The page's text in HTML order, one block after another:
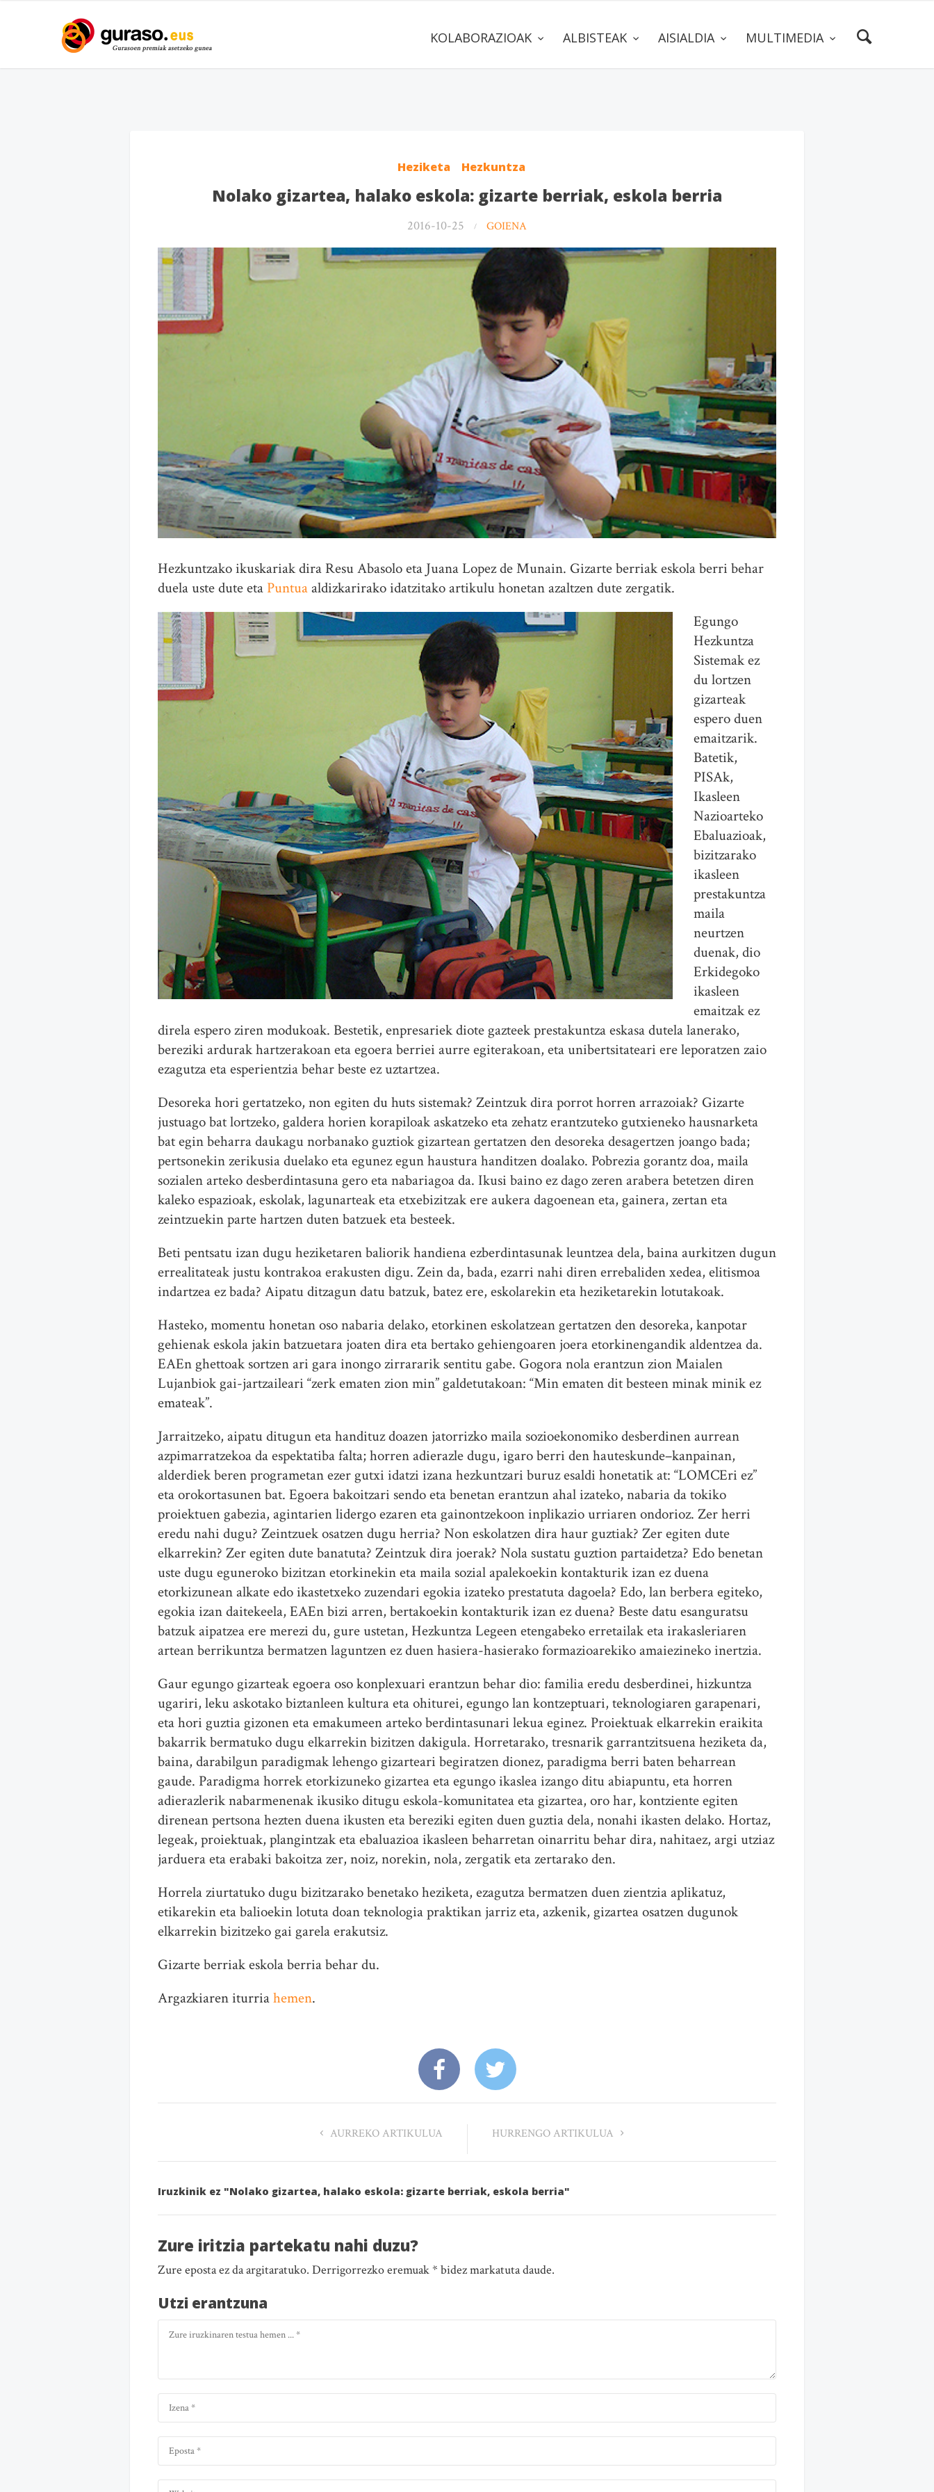
KOLABORAZIOAK ALBISTEAK AISIALDIA MULTIMEDIA
Heziketa Hezkuntza
Nolako gizartea, halako eskola: gizarte berriak, eskola berria
2016-10-25 GOIENA
Hezkuntzako ikuskariak dira Resu Abasolo eta Juana Lopez de Munain. Gizarte berriak eskola berri behar
duela uste dute eta Puntuaaldizkarirako idatzitako artikulu honetan azaltzen dute zergatik.
Egungo
Hezkuntza
Sistemak ez
du lortzen
gizarteak
espero duen
emaitzarik.
Batetik,
PISAk,
Ikasleen
Nazioarteko
Ebaluazioak,
bizitzarako
ikasleen
prestakuntza
maila
neurtzen
duenak, dio
Erkidegoko
ikasleen
emaitzak ez
direla espero ziren modukoak. Bestetik, enpresariek diote gazteek prestakuntza eskasa dutela lanerako,
bereziki ardurak hartzerakoan eta egoera berriei aurre egiterakoan, eta unibertsitateari ere leporatzen zaio
ezagutza eta esperientzia behar beste ez uztartzea.
Desoreka hori gertatzeko, non egiten du huts sistemak? Zeintzuk dira porrot horren arrazoiak? Gizarte
justuago bat lortzeko, galdera horien korapiloak askatzeko eta zehatz erantzuteko gutxieneko hausnarketa
bat egin beharra daukagu norbanako guztiok gizartean gertatzen den desoreka desagertzen joango bada;
pertsonekin zerikusia duelako eta egunez egun haustura handitzen doalako. Pobrezia gorantz doa, maila
sozialen arteko desberdintasuna gero eta nabariagoa da. Ikusi baino ez dago zeren arabera betetzen diren
kaleko espazioak, eskolak, lagunarteak eta etxebizitzak ere aukera dagoenean eta, gainera, zertan eta
zeintzuekin parte hartzen duten batzuek eta besteek.
Beti pentsatu izan dugu heziketaren baliorik handiena ezberdintasunak leuntzea dela, baina aurkitzen dugun
errealitateak justu kontrakoa erakusten digu. Zein da, bada, ezarri nahi diren errebaliden xedea, elitismoa
indartzea ez bada? Aipatu ditzagun datu batzuk, batez ere, eskolarekin eta heziketarekin lotutakoak.
Hasteko, momentu honetan oso nabaria delako, etorkinen eskolatzean gertatzen den desoreka, kanpotar
gehienak eskola jakin batzuetara joaten dira eta bertako gehiengoaren joera etorkinengandik aldentzea da.
EAEn ghettoak sortzen ari gara inongo zirrararik sentitu gabe. Gogora nola erantzun zion Maialen
Lujanbiok gai-jartzaileari “zerk ematen zion min” galdetutakoan: “Min ematen dit besteen minak minik ez
emateak”.
Jarraitzeko, aipatu ditugun eta handituz doazen jatorrizko maila sozioekonomiko desberdinen aurrean
azpimarratzekoa da espektatiba falta; horren adierazle dugu, igaro berri den hauteskunde–kanpainan,
alderdiek beren programetan ezer gutxi idatzi izana hezkuntzari buruz esaldi honetatik at: “LOMCEri ez”
eta orokortasunen bat. Egoera bakoitzari sendo eta benetan erantzun ahal izateko, nabaria da tokiko
proiektuen gabezia, agintarien lidergo ezaren eta gainontzekoon inplikazio urriaren ondorioz. Zer herri
eredu nahi dugu? Zeintzuek osatzen dugu herria? Non eskolatzen dira haur guztiak? Zer egiten dute
elkarrekin? Zer egiten dute banatuta? Zeintzuk dira joerak? Nola sustatu guztion partaidetza? Edo benetan
uste dugu eguneroko bizitzan etorkinekin eta maila sozial apalekoekin kontakturik izan ez duena
etorkizunean alkate edo ikastetxeko zuzendari egokia izateko prestatuta dagoela? Edo, lan berbera egiteko,
egokia izan daitekeela, EAEn bizi arren, bertakoekin kontakturik izan ez duena? Beste datu esanguratsu
batzuk aipatzea ere merezi du, gure ustetan, Hezkuntza Legeen etengabeko erretailak eta irakasleriaren
artean berrikuntza bermatzen laguntzen ez duen hasiera-hasierako formazioarekiko amaiezineko inertzia.
Gaur egungo gizarteak egoera oso konplexuari erantzun behar dio: familia eredu desberdinei, hizkuntza
ugariri, leku askotako biztanleen kultura eta ohiturei, egungo lan kontzeptuari, teknologiaren garapenari,
eta hori guztia gizonen eta emakumeen arteko berdintasunari lekua eginez. Proiektuak elkarrekin eraikita
bakarrik bermatuko dugu elkarrekin bizitzen dakigula. Horretarako, tresnarik garrantzitsuena heziketa da,
baina, darabilgun paradigmak lehengo gizarteari begiratzen dionez, paradigma berri baten beharrean
gaude. Paradigma horrek etorkizuneko gizartea eta egungo ikaslea izango ditu abiapuntu, eta horren
adierazlerik nabarmenenak ikusiko ditugu eskola-komunitatea eta gizartea, oro har, kontziente egiten
direnean pertsona hezten duena ikusten eta bereziki egiten duen guztia dela, nonahi ikasten delako. Hortaz,
legeak, proiektuak, plangintzak eta ebaluazioa ikasleen beharretan oinarritu behar dira, nahitaez, argi utziaz
jarduera eta erabaki bakoitza zer, noiz, norekin, nola, zergatik eta zertarako den.
Horrela ziurtatuko dugu bizitzarako benetako heziketa, ezagutza bermatzen duen zientzia aplikatuz,
etikarekin eta balioekin lotuta doan teknologia praktikan jarriz eta, azkenik, gizartea osatzen dugunok
elkarrekin bizitzeko gai garela erakutsiz.
Gizarte berriak eskola berria behar du.
Argazkiaren iturriahemen.
AURREKO ARTIKULUA HURRENGO ARTIKULUA
Iruzkinik ez "Nolako gizartea, halako eskola: gizarte berriak, eskola berria"
Zure iritzia partekatu nahi duzu?
Zure eposta ez da argitaratuko. Derrigorrezko eremuak * bidez markatuta daude.
Utzi erantzuna